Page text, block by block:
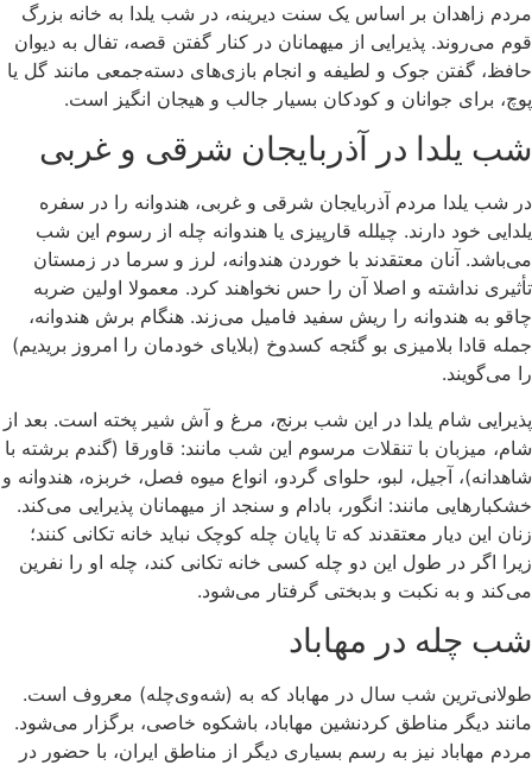
مردم زاهدان بر اساس یک سنت دیرینه، در شب یلدا به خانه بزرگ
قوم می‌روند. پذیرایی از میهمانان در کنار گفتن قصه، تفال به دیوان
حافظ، گفتن جوک و لطیفه و انجام بازی‌های دسته‌جمعی مانند گل یا
پوچ، برای جوانان و کودکان بسیار جالب و هیجان انگیز است.
شب یلدا در آذربایجان شرقی و غربی
در شب یلدا مردم آذربایجان شرقی و غربی، هندوانه را در سفره
یلدایی خود دارند. چیلله قارپیزی یا هندوانه چله از رسوم این شب
می‌باشد. آنان معتقدند با خوردن هندوانه، لرز و سرما در زمستان
تأثیری نداشته و اصلا آن را حس نخواهند کرد. معمولا اولین ضربه
چاقو به هندوانه را ریش سفید فامیل می‌زند. هنگام برش هندوانه،
جمله قادا بلامیزی بو گئجه کسدوخ (بلایای خودمان را امروز بریدیم)
را می‌گویند.
پذیرایی شام یلدا در این شب برنج، مرغ و آش شیر پخته است. بعد از
شام، میزبان با تنقلات مرسوم این شب مانند: قاورقا (گندم برشته با
شاهدانه)، آجیل، لبو، حلوای گردو، انواع میوه فصل، خربزه، هندوانه و
خشکبارهایی مانند: انگور، بادام و سنجد از میهمانان پذیرایی می‌کند.
زنان این دیار معتقدند که تا پایان چله کوچک نباید خانه تکانی کنند؛
زیرا اگر در طول این دو چله کسی خانه تکانی کند، چله او را نفرین
می‌کند و به نکبت و بدبختی گرفتار می‌شود.
شب چله در مهاباد
طولانی‌ترین شب سال در مهاباد که به (شه‌وی‌چله) معروف است.
مانند دیگر مناطق کردنشین مهاباد، باشکوه خاصی، برگزار می‌شود.
مردم مهاباد نیز به رسم بسیاری دیگر از مناطق ایران، با حضور در